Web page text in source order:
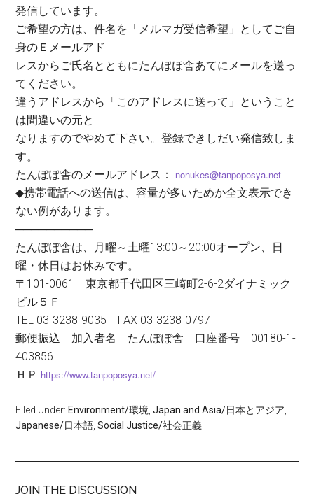
発信しています。
ご希望の方は、件名を「メルマガ受信希望」としてご自
身のＥメールアド
レスからご氏名とともにたんぽぽ舎あてにメールを送っ
てください。
違うアドレスから「このアドレスに送って」ということ
は間違いの元と
なりますのでやめて下さい。登録できしだい発信致しま
す。
たんぽぽ舎のメールアドレス： nonukes@tanpoposya.net
◆携帯電話への送信は、容量が多いためか全文表示でき
ない例があります。
──────────
たんぽぽ舎は、月曜～土曜13:00～20:00オープン、日
曜・休日はお休みです。
〒101-0061 東京都千代田区三崎町2-6-2ダイナミック
ビル５Ｆ
TEL 03-3238-9035 FAX 03-3238-0797
郵便振込 加入者名 たんぽぽ舎 口座番号 00180-1-
403856
ＨＰ https://www.tanpoposya.net/
Filed Under: Environment/環境 ,Japan and Asia/日本とアジア
Japanese/日本語 ,Social Justice/社会正義
JOIN THE DISCUSSION